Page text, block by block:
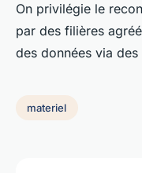
On privilégie le
par des filières
des données via
materiel